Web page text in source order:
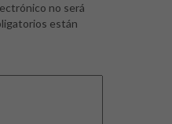
no será
están